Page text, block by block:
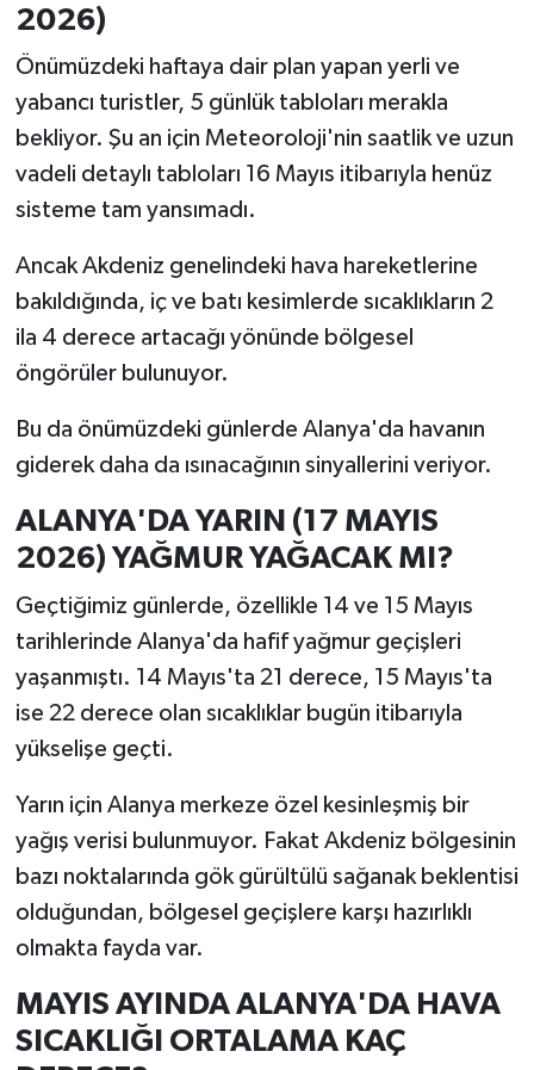
2026)
Önümüzdeki haftaya dair plan yapan yerli ve
yabancı turistler, 5 günlük tabloları merakla
bekliyor. Şu an için Meteoroloji'nin saatlik ve uzun
vadeli detaylı tabloları 16 Mayıs itibarıyla henüz
sisteme tam yansımadı.
Ancak Akdeniz genelindeki hava hareketlerine
bakıldığında, iç ve batı kesimlerde sıcaklıkların 2
ila 4 derece artacağı yönünde bölgesel
öngörüler bulunuyor.
Bu da önümüzdeki günlerde Alanya'da havanın
giderek daha da ısınacağının sinyallerini veriyor.
ALANYA'DA YARIN (17 MAYIS
2026) YAĞMUR YAĞACAK MI?
Geçtiğimiz günlerde, özellikle 14 ve 15 Mayıs
tarihlerinde Alanya'da hafif yağmur geçişleri
yaşanmıştı. 14 Mayıs'ta 21 derece, 15 Mayıs'ta
ise 22 derece olan sıcaklıklar bugün itibarıyla
yükselişe geçti.
Yarın için Alanya merkeze özel kesinleşmiş bir
yağış verisi bulunmuyor. Fakat Akdeniz bölgesinin
bazı noktalarında gök gürültülü sağanak beklentisi
olduğundan, bölgesel geçişlere karşı hazırlıklı
olmakta fayda var.
MAYIS AYINDA ALANYA'DA HAVA
SICAKLIĞI ORTALAMA KAÇ